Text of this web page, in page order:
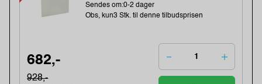
Sendes om:0-2 dager
Obs, kun3 Stk. til denne tilbudsprisen
682,-
928,-